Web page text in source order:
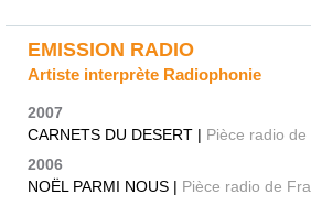
EMISSION RADIO
Artiste interprète Radiophonie
2007
CARNETS DU DESERT | Pièce radio
2006
NOËL PARMI NOUS | Pièce radio de